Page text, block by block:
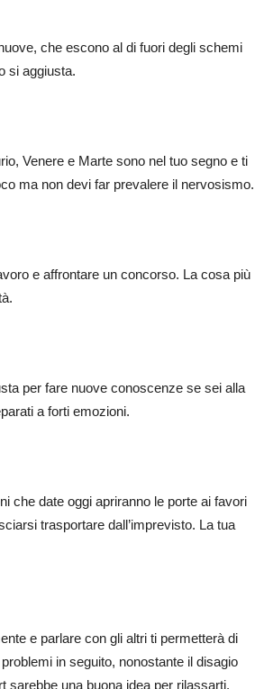
che escono al di fuori degli schemi
si aggiusta.
Venere e Marte sono nel tuo segno e ti
ma non devi far prevalere il nervosismo.
e affrontare un concorso. La cosa più
per fare nuove conoscenze se sei alla
a forti emozioni.
che date oggi apriranno le porte ai favori
trasportare dall’imprevisto. La tua
e parlare con gli altri ti permetterà di
in seguito, nonostante il disagio
sarebbe una buona idea per rilassarti.